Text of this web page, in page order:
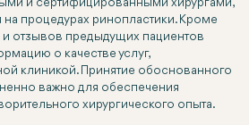
и сертифицированными хирургами,
процедурах ринопластики. Кроме
и отзывов предыдущих пациентов
о качестве услуг,
клиникой. Принятие обоснованного
важно для обеспечения
хирургического опыта.